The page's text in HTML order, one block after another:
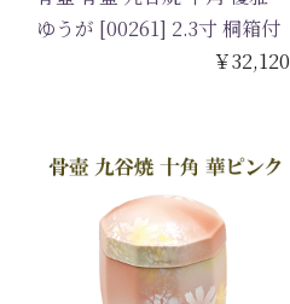
ゆうが [00261] 2.3寸 桐箱付
￥32,120